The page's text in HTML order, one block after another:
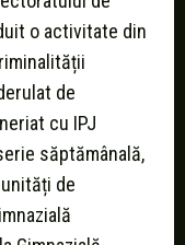
o activitate din
de
cu IPJ
săptămânală,
de